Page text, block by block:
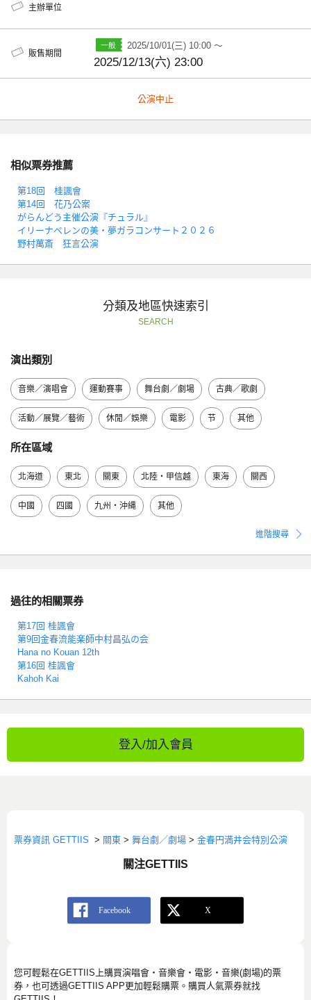
主辦單位
販售期間
2025/10/01(三) 10:00 ～
2025/12/13(六) 23:00
公演中止
相似票券推薦
第18回 桂諷會
第14回 花乃公案
がらんどう主催公演『チュラル』
イリーナペレンの美・夢ガラコンサート２０２６
野村萬斎 狂言公演
分類及地區快速索引
SEARCH
演出類別
音樂／演唱會 運動賽事 舞台劇／劇場 古典／歌劇
活動／展覽／藝術 休閒／娛樂 電影 节 其他
所在區域
北海道 東北 關東 北陸・甲信越 東海 關西
中國 四國 九州・沖縄 其他
進階搜尋
過往的相關票券
第17回 桂諷會
第9回金春流能楽師中村昌弘の会
Hana no Kouan 12th
第16回 桂諷會
Kahoh Kai
登入/加入會員
票券資訊 GETTIIS > 關東 > 舞台劇／劇場 > 金春円満井会特別公演
關注GETTIIS
您可輕鬆在GETTIIS上購買演唱會・音樂會・電影・音樂(劇場)的票
券，也可透過GETTIIS APP更加輕鬆購票。購買人氣票券就找